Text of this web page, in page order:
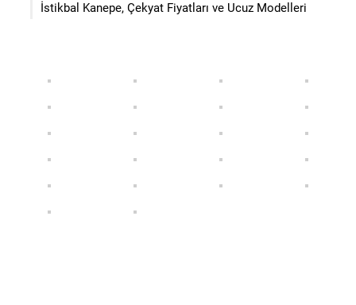
İstikbal Kanepe, Çekyat Fiyatları ve Ucuz Modelleri